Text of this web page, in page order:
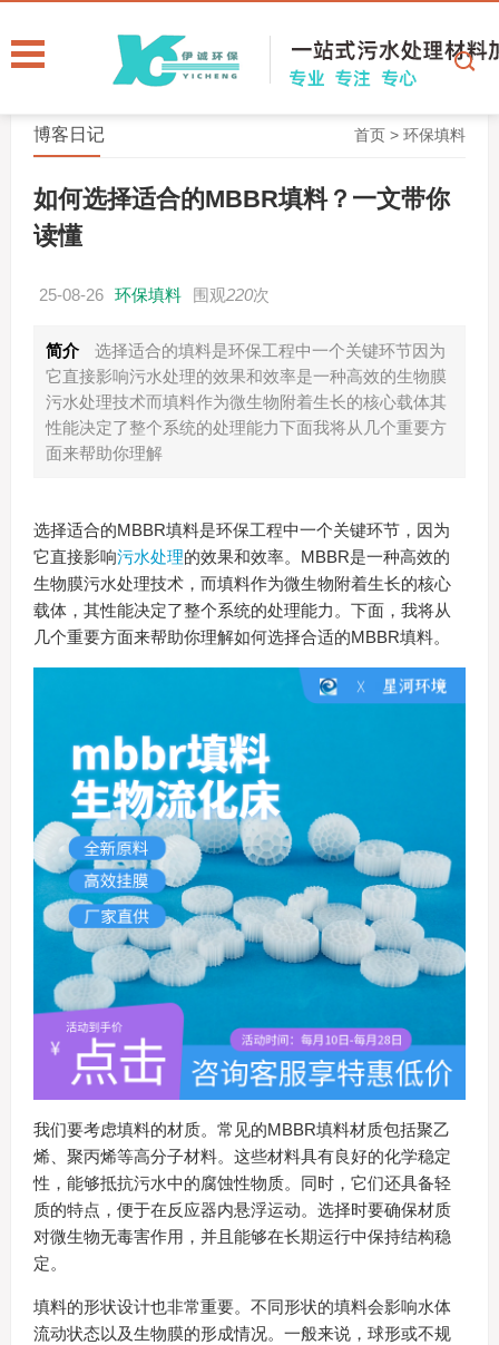
首页 >环保填料
博客日记
如何选择适合的MBBR填料？一文带你
读懂
25-08-26 环保填料 围观220次
简介
选择适合的填料是环保工程中一个关键环节因为
它直接影响污水处理的效果和效率是一种高效的生物膜
污水处理技术而填料作为微生物附着生长的核心载体其
性能决定了整个系统的处理能力下面我将从几个重要方
面来帮助你理解
选择适合的MBBR填料是环保工程中一个关键环节，因为
它直接影响污水处理的效果和效率。MBBR是一种高效的
生物膜污水处理技术，而填料作为微生物附着生长的核心
载体，其性能决定了整个系统的处理能力。下面，我将从
几个重要方面来帮助你理解如何选择合适的MBBR填料。
我们要考虑填料的材质。常见的MBBR填料材质包括聚乙
烯、聚丙烯等高分子材料。这些材料具有良好的化学稳定
性，能够抵抗污水中的腐蚀性物质。同时，它们还具备轻
质的特点，便于在反应器内悬浮运动。选择时要确保材质
对微生物无毒害作用，并且能够在长期运行中保持结构稳
定。
填料的形状设计也非常重要。不同形状的填料会影响水体
流动状态以及生物膜的形成情况。一般来说，球形或不规